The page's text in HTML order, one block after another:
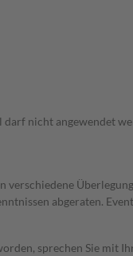
nicht angewendet
verschiedene
abgeraten.
sprechen Sie mit